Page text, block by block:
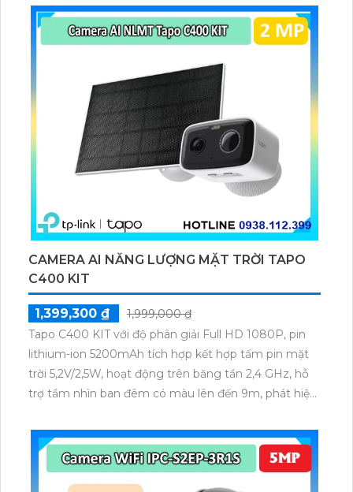
thú cưng, phương tiện, lưu trữ thẻ microSD tối đa 512
GB.
CAMERA AI NĂNG LƯỢNG MẶT TRỜI TAPO
C400 KIT
1,399,300 ₫
1,999,000 ₫
Tapo C400 KIT với độ phân giải Full HD 1080P, pin
lithium-ion 5200mAh tích hợp kết hợp tấm pin mặt
trời 5,2V/2,5W, hoạt động trên băng tần 2,4 GHz, hỗ
trợ tầm nhìn ban đêm có màu lên đến 9m, phát hiện
dữ liệu qua thẻ microSD lên đến 512GB.